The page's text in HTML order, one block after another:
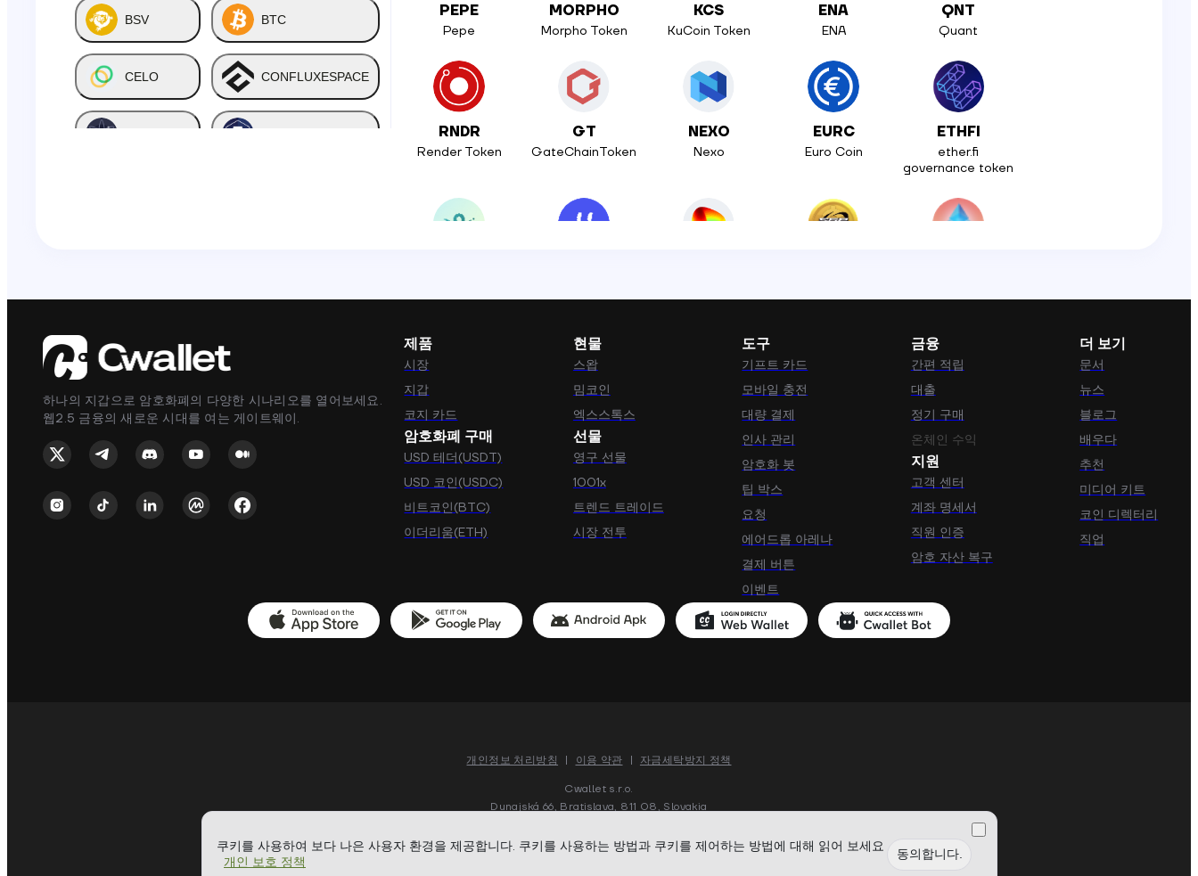
BSV BTC
CELO CONFLUXESPACE
EOS
ETH FILECOIN
PEPE
Pepe
MORPHO
Morpho Token
KCS
KuCoin Token
ENA
ENA
QNT
Quant
RNDR
Render Token
GT
GateChainToken
NEXO
Nexo
EURC
Euro Coin
ETHFI
ether.fi
governance token
Gnosis Token
ZRO
LayerZero
PENDLE
Immutable X
JASMY
JasmyCoin
H
Humanity Syrup Token
Ethereum Name
Service
TEL
Telcoin
CHSB TRAC
Trace Token
CHZ
하나의 지갑으로 암호화폐의 다양한 시나리오를 열어보세요.
웹2.5 금융의 새로운 시대를 여는 게이트웨이.
제품
시장
지갑
코지 카드
암호화폐 구매
USD 테더(USDT)
USD 코인(USDC)
비트코인(BTC)
이더리움(ETH)
현물
스왑
밈코인
엑스스톡스
선물
영구 선물
1001x
트렌드 트레이드
시장 전투
도구
기프트 카드
모바일 충전
대량 결제
인사 관리
암호화 봇
팁 박스
요청
에어드롭 아레나
결제 버튼
이벤트
금융
간편 적립
대출
정기 구매
온체인 수익
지원
고객 센터
계좌 명세서
직원 인증
암호 자산 복구
더 보기
문서
뉴스
블로그
배우다
추천
미디어 키트
코인 디렉터리
직업
개인정보 처리방침 이용 약관 자금세탁방지 정책
Cwallet s.r.o.
Dunajská 66, Bratislava, 811 08, Slovakia
저작권 ©2018-2026 Cwallet. 모든 권리 보유.
쿠키를 사용하여 보다 나은 사용자 환경을 제공합니다. 쿠키를 사용하는 방법과 쿠키를 제어하는 방법에 대해 읽어 보세요
개인 보호 정책
동의합니다.